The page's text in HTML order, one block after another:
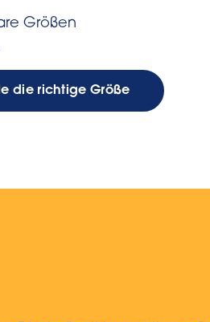
Größen
die richtige Größe